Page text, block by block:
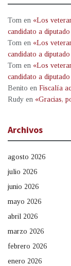
Tom en «Los
candidato a
Tom en «Los
candidato a
Tom en «Los
candidato a
Benito en Fiscalía
Rudy en «Gracias,
Archivos
agosto 2026
julio 2026
junio 2026
mayo 2026
abril 2026
marzo 2026
febrero 2026
enero 2026